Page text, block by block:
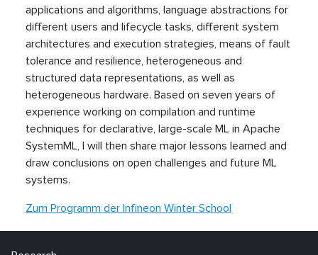
applications and algorithms, language abstractions for
different users and lifecycle tasks, different system
architectures and execution strategies, means of fault
tolerance and resilience, heterogeneous and
structured data representations, as well as
heterogeneous hardware. Based on seven years of
experience working on compilation and runtime
techniques for declarative, large-scale ML in Apache
SystemML, I will then share major lessons learned and
draw conclusions on open challenges and future ML
systems.
Zum Programm der Infineon Winter School